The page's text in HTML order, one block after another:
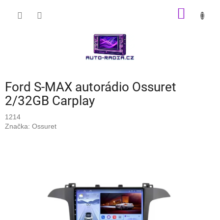
Ford S-MAX autorádio Ossuret
2/32GB Carplay
1214
Značka: Ossuret